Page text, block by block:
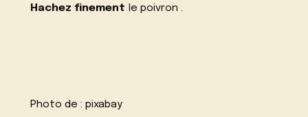
Hachez finement le poivron .
Photo de :pixabay